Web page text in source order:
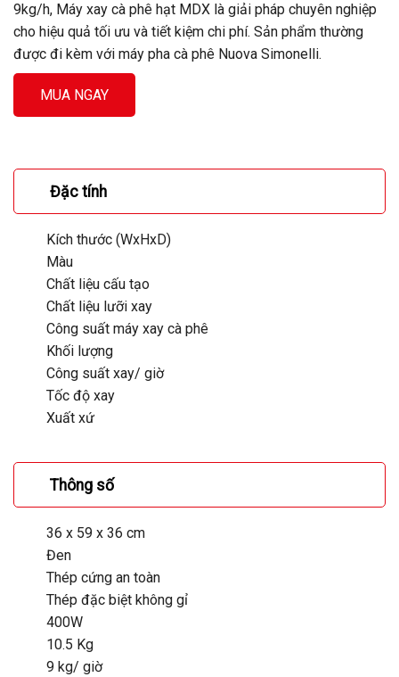
9kg/h, Máy xay cà phê hạt MDX là giải pháp chuyên nghiệp
cho hiệu quả tối ưu và tiết kiệm chi phí. Sản phẩm thường
được đi kèm với máy pha cà phê Nuova Simonelli.
MUA NGAY
Đặc tính
Kích thước (WxHxD)
Màu
Chất liệu cấu tạo
Chất liệu lưỡi xay
Công suất máy xay cà phê
Khối lượng
Công suất xay/ giờ
Tốc độ xay
Xuất xứ
Thông số
36 x 59 x 36 cm
Đen
Thép cứng an toàn
Thép đặc biệt không gỉ
400W
10.5 Kg
9 kg/ giờ